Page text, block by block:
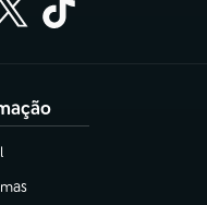
aba)